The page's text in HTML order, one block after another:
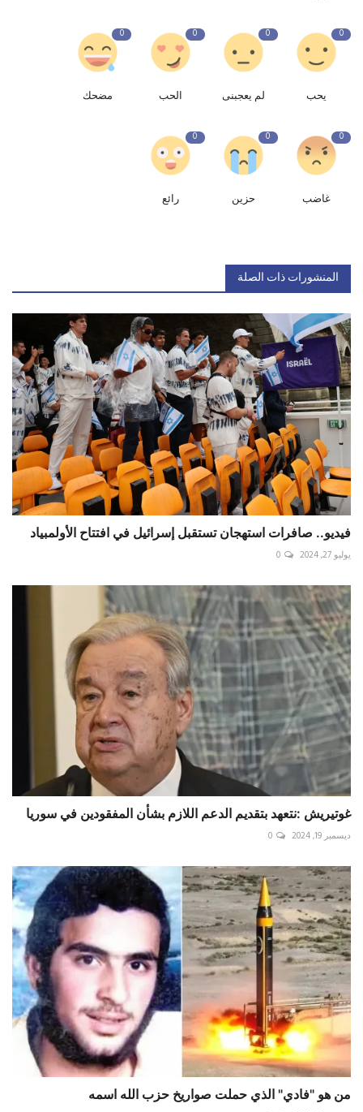
0
يحب
0
لم يعجبنى
0
الحب
0
مضحك
0
غاضب
0
حزين
0
رائع
المنشورات ذات الصلة
فيديو.. صافرات استهجان تستقبل إسرائيل في افتتاح الأولمبياد
يوليو 27, 2024 0
غوتيريش :نتعهد بتقديم الدعم اللازم بشأن المفقودين في سوريا
ديسمبر 19, 2024 0
من هو "فادي" الذي حملت صواريخ حزب الله اسمه